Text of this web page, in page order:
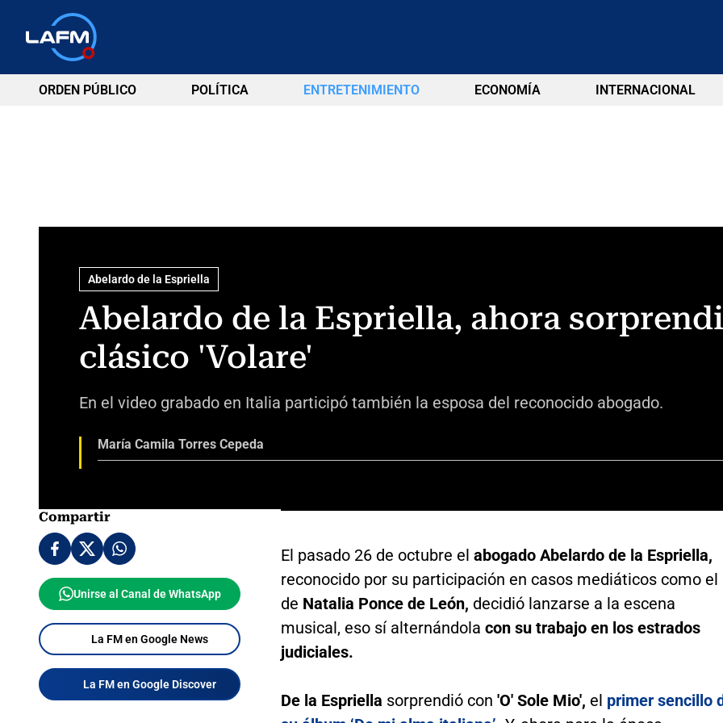
ORDEN PÚBLICO POLÍTICA ENTRETENIMIENTO ECONOMÍA INTERNACIONAL
Abelardo de la Espriella
Abelardo de la Espriella, ahora
clásico 'Volare'
En el video grabado en Italia participó también la esposa del reconocido abogado.
María Camila Torres Cepeda
Compartir
Unirse al Canal de WhatsApp
La FM en Google News
La FM en Google Discover
El pasado 26 de octubre el abogado Abelardo de la Espriella,
reconocido por su participación en casos mediáticos como el
de Natalia Ponce de León, decidió lanzarse a la escena
musical, eso sí alternándola con su trabajo en los estrados
judiciales.
De la Espriella sorprendió con 'O' Sole Mio', el primer sencillo